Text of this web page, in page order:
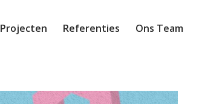
Projecten Referenties Ons Team